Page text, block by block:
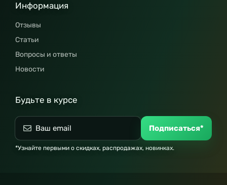
Информация
Отзывы
Статьи
Вопросы и ответы
Новости
Будьте в курсе
Подписаться*
*Узнайте первыми о скидках, распродажах, новинках.